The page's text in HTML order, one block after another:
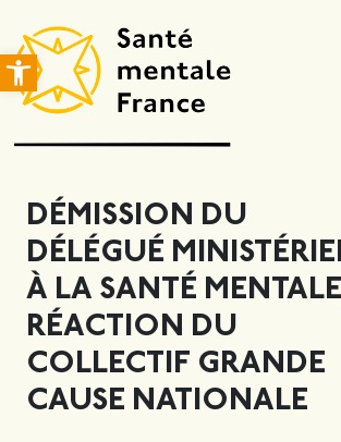
Ouvrir la barre d’outils
DÉMISSION DU
DÉLÉGUÉ
À LA SANTÉ
RÉACTION DU
COLLECTIF GRANDE
CAUSE NATIONALE